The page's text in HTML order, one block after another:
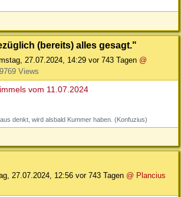
(bereits) alles gesagt."
27.07.2024, 14:29 vor 743 Tagen @
9769 Views
vom 11.07.2024
denkt, wird alsbald Kummer haben. (Konfuzius)
27.07.2024, 12:56 vor 743 Tagen @ Plancius